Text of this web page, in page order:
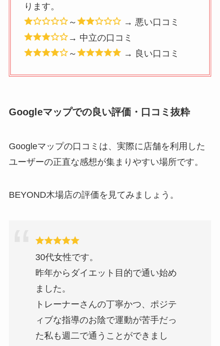
ります。
～
→ 悪い口コミ
→ 中立の口コミ
～
→ 良い口コミ
Googleマップでの良い評価・口コミ抜粋
Googleマップの口コミは、実際に店舗を利用した
ユーザーの正直な感想が集まりやすい場所です。
BEYOND木場店の評価を見てみましょう。
30代女性です。
昨年からダイエット目的で通い始め
ました。
トレーナーさんの丁寧かつ、ポジテ
ィブな指導のお陰で運動が苦手だっ
た私も週二で通うことができまし